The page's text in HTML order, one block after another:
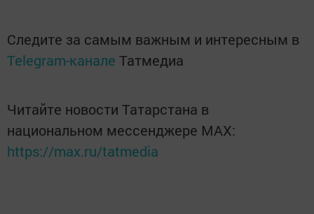
Следите за самым важным и интересным в
Telegram-канале Татмедиа
Читайте новости Татарстана в
национальном мессенджере MАХ:
https://max.ru/tatmedia